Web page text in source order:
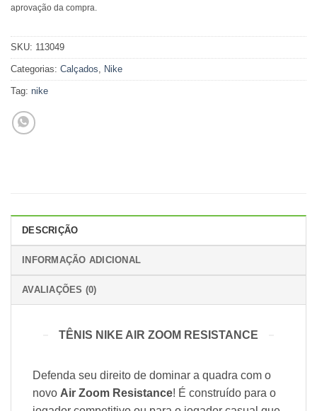
aprovação da compra.
SKU: 113049
Categorias: Calçados, Nike
Tag: nike
DESCRIÇÃO
INFORMAÇÃO ADICIONAL
AVALIAÇÕES (0)
TÊNIS NIKE AIR ZOOM RESISTANCE
Defenda seu direito de dominar a quadra com o
novo Air Zoom Resistance! É construído para o